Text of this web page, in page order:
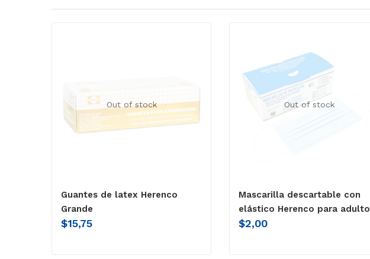
Out of stock
Guantes de latex Herenco
Grande
$15,75
Out of stock
Mascarilla descartable con
elástico Herenco para adulto
$2,00